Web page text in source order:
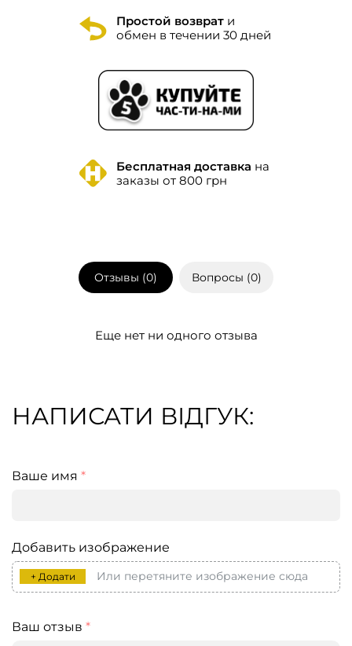
Простой возврати
обмен в течении 30 дней
Бесплатная доставка на
заказы от 800 грн
Отзывы (0) Вопросы (0)
Еще нет ни одного отзыва
НАПИСАТИ ВІДГУК:
Ваше имя *
Добавить изображение
+ Додати Или перетяните изображение сюда
Ваш отзыв *